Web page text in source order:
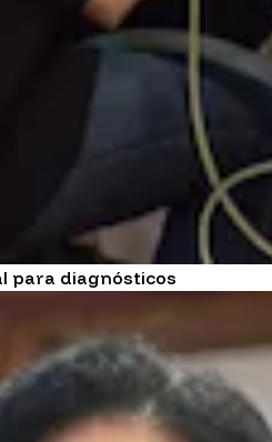
para diagnósticos